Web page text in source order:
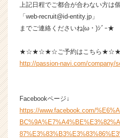
r）
上記日程でご都合が合わない方は
「web-recruit@id-entity.jp」
までご連絡くださいね|ω・)ｼﾞｰ★
★☆★☆★☆ご予約はこちら
http://passion-navi.com/company/
Facebookページ↓
https://www.facebook.com/